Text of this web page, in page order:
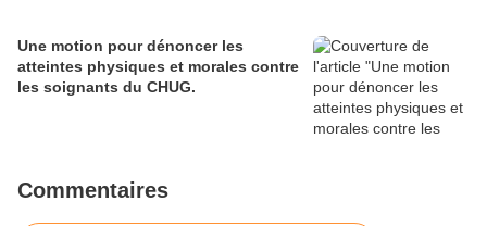
Une motion pour dénoncer les
atteintes physiques et morales contre
les soignants du CHUG.
Commentaires